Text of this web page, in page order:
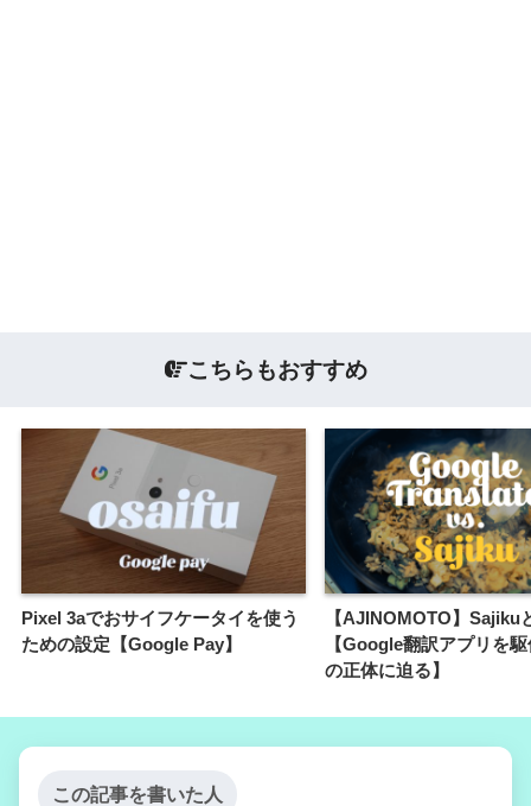
こちらもおすすめ
Pixel 3aでおサイフケータイを使う
ための設定【Google Pay】
【AJINOMOTO】Sajiku
【Google翻訳アプリを
の正体に迫る】
この記事を書いた人